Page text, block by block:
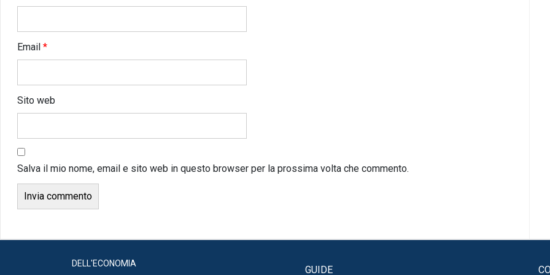
Email *
Sito web
Salva il mio nome, email e sito web in questo browser per la prossima volta che commento.
DELL'ECONOMIA
GUIDE